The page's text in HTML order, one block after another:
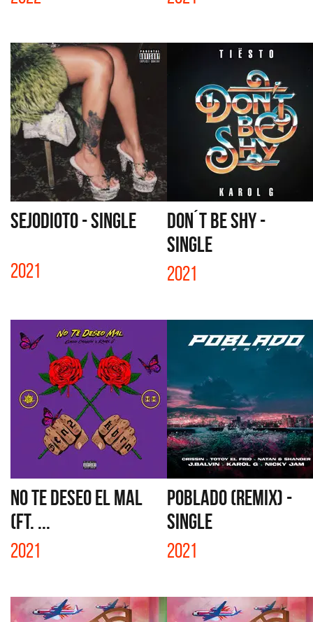
SEJODIOTO - SINGLE
2021
DON´T BE SHY -
SINGLE
2021
NO TE DESEO EL MAL
(FT. ...
2021
POBLADO (REMIX) -
SINGLE
2021